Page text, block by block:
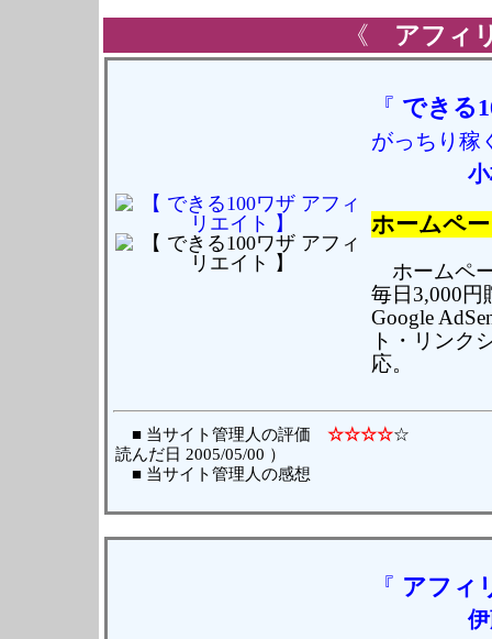
《 アフィ
『 できる
がっちり稼
ホームペ
ホームペ
毎日3,000円
Google
ト・リンク
応。
■ 当サイト管理人の評価 ☆☆☆☆
読んだ日 2005/05/00 ）
■ 当サイト管理人の感想
『 アフィ